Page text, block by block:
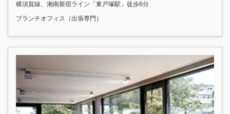
横須賀線、湘南新宿ライン「東戸塚駅」徒歩6分
ブランチオフィス（出張専門）